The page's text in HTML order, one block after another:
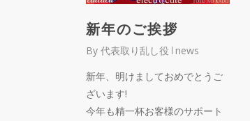
新年のご挨拶
By 代表取り乱し役 news
新年、明けましておめでとうご
ざいます!
今年も精一杯お客様のサポート